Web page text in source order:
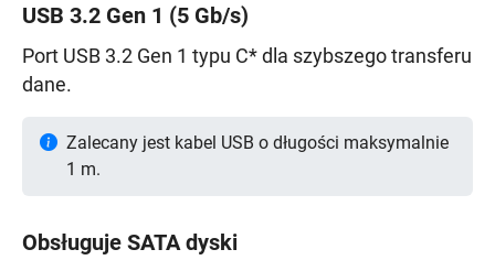
USB 3.2 Gen 1 (5 Gb/s)
Port USB 3.2 Gen 1 typu C* dla szybszego transferu
dane.
Zalecany jest kabel USB o długości maksymalnie
1 m.
Obsługuje SATA dyski